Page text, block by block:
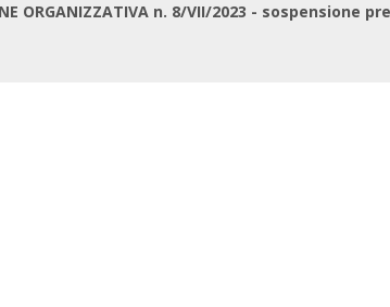
ORGANIZZATIVA n. 8/VII/2023 - sospensione